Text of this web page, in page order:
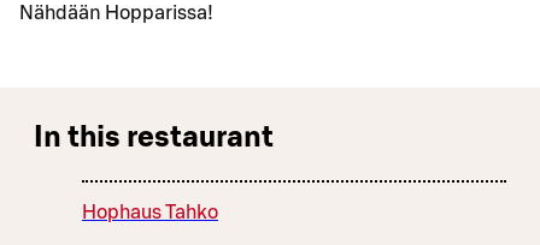
Nähdään Hopparissa!
In this restaurant
Hophaus Tahko